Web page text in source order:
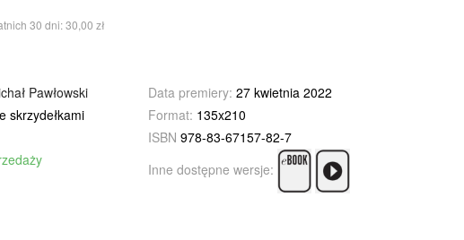
30 dni: 30,00 zł
Pawłowski Data premiery: 27 kwietnia 2022
skrzydełkami Format: 135x210
ISBN 978-83-67157-82-7
Inne dostępne wersje: